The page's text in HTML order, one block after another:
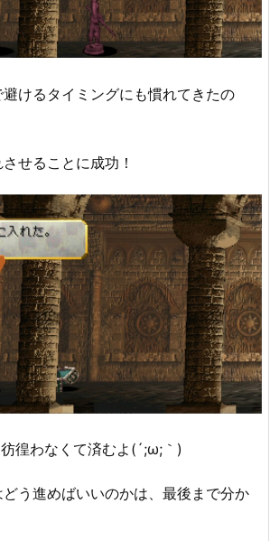
けるタイミングにも慣れてきたの
せることに成功！
徨わなくて済むよ(´;ω;｀)
う進めばいいのかは、最後まで分か